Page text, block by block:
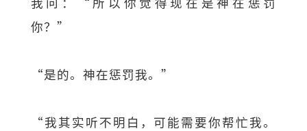
你？”
“是的。神在惩罚我。”
“我其实听不明白，可能需要你帮忙我。